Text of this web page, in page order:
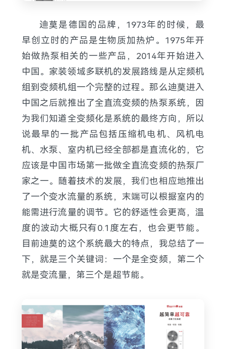
迪莫是德国的品牌，1973年的时候，最
早创立时的产品是生物质加热炉。1975年开
始做热泵相关的一些产品，2014年开始进入
中国。家装领域多联机的发展路线是从定频机
组到变频机组一个完整的过程。那么迪莫进入
中国之后就推出了全直流变频的热泵系统，因
为我们知道全变频化是系统的最终方向，所以
说最早的一批产品包括压缩机电机、风机电
机、水泵、室内机已经全部都是直流化的，它
应该是中国市场第一批做全直流变频的热泵厂
家之一。随着技术的发展，我们也相应地推出
了一个变水流量的系统，末端可以根据室内的
能需进行流量的调节。它的舒适性会更高，温
度的波动大概只有0.1度左右，也会更节能。
目前迪莫的这个系统最大的特点，我总结了一
下，就是三个关键词：一个是全变频，第二个
就是变流量，第三个是超节能。